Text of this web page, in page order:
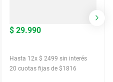
$ 29.990
Hasta 12x $ 2499 sin interés
20 cuotas fijas de $1816